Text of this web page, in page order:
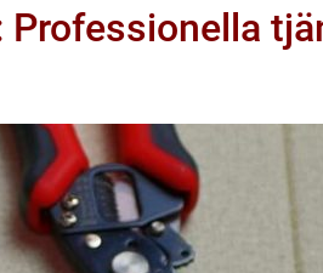
Professionella